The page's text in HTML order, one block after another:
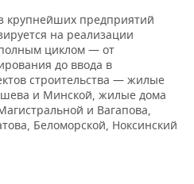
крупнейших предприятий
на реализации
циклом — от
до ввода в
строительства — жилые
и Минской, жилые дома
и Вагапова,
Беломорской, Ноксинский